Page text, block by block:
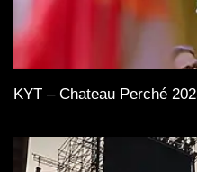
KYT – Chateau Perché